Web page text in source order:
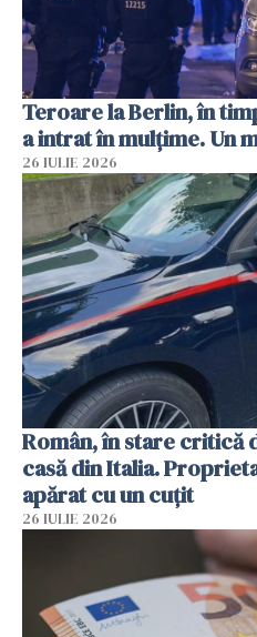
Teroare la Berlin, în
a intrat în mulțime. Un
26 IULIE 2026
Român, în stare critică
casă din Italia.
apărat cu un cuțit
26 IULIE 2026